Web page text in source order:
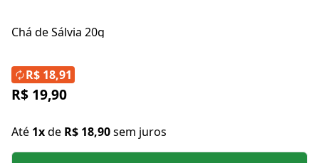
Chá de Sálvia 20g
R$ 19,90
Até 1xde R$ 18,90sem juros
R$ 18,91